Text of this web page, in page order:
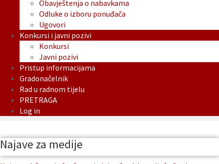
Obavještenja o nabavkama
Odluke o izboru ponuđača
Ugovori
Konkursi i javni pozivi
Konkursi
Javni pozivi
Pristup informacijama
Gradonačelnik
Rad u radnom tijelu
PRETRAGA
Log in
Najave za medije